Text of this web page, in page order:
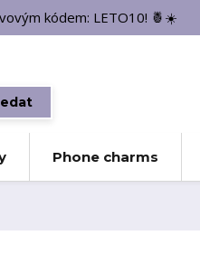
kódem: LETO10! 🍍☀️
Phone charms